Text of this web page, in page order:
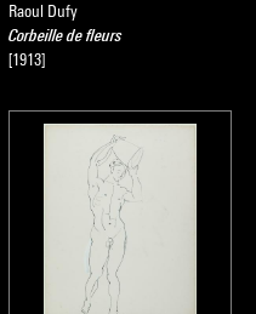
Raoul Dufy
Corbeille de fleurs
[1913]